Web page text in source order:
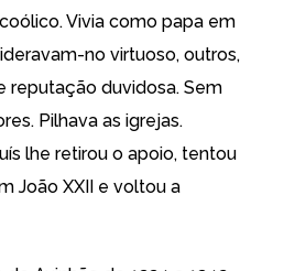
Vivia como papa em
no virtuoso, outros,
reputação duvidosa. Sem
Pilhava as igrejas.
lhe retirou o apoio, tentou
João XXII e voltou a